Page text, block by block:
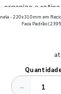
organize a
para
- 220x310mm em
Faca Padrão
−